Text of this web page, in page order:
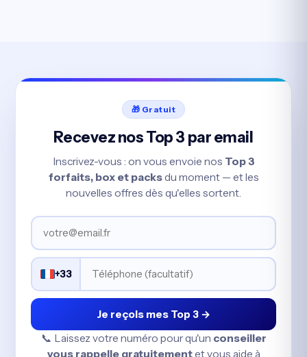
🎁 Gratuit
Recevez nos Top 3 par email
Inscrivez-vous : on vous envoie nos Top 3
forfaits, box et packsdu moment — et les
nouvelles offres dès qu'elles sortent.
+33
Je reçois mes Top 3 →
📞 Laissez votre numéro pour qu'un conseiller
vous rappelle gratuitementet vous aide à